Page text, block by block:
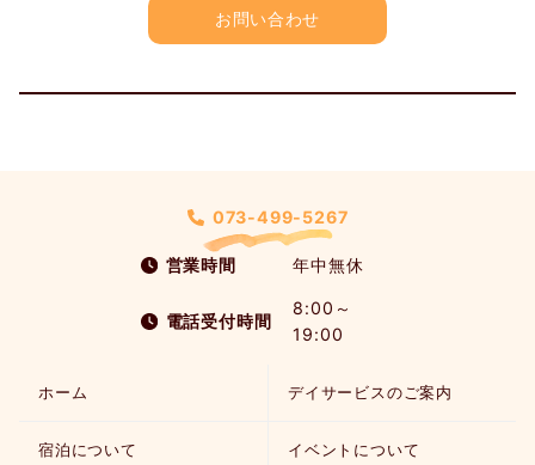
お問い合わせ
073-499-5267
営業時間 年中無休
電話受付時間
8:00～
19:00
ホーム デイサービスのご案内
宿泊について イベントについて